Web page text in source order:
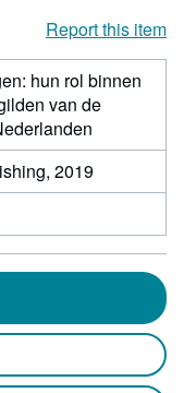
Report this item
hun rol binnen
van de
2019